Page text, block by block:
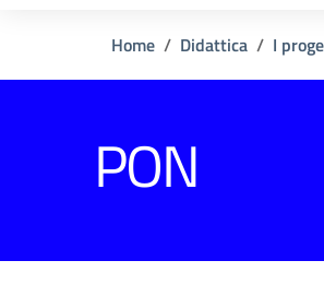
Home Didattica I
PON